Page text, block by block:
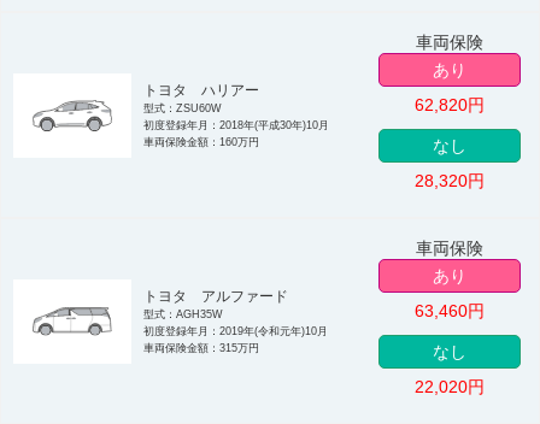
トヨタ ハリアー
型式：ZSU60W
初度登録年月：2018年(平成30年)10月
車両保険金額：160万円
車両保険
あり
62,820円
なし
28,320円
トヨタ アルファード
型式：AGH35W
初度登録年月：2019年(令和元年)10月
車両保険金額：315万円
車両保険
あり
63,460円
なし
22,020円